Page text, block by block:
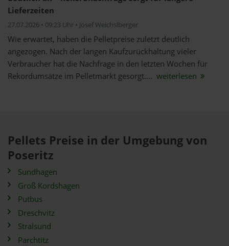
Lieferzeiten
27.07.2026 • 09:23 Uhr • Josef Weichslberger
Wie erwartet, haben die Pelletpreise zuletzt deutlich
angezogen. Nach der langen Kaufzurückhaltung vieler
Verbraucher hat die Nachfrage in den letzten Wochen für
Rekordumsätze im Pelletmarkt gesorgt.... weiterlesen
Pellets Preise in der Umgebung von
Poseritz
Sundhagen
Groß Kordshagen
Putbus
Dreschvitz
Stralsund
Parchtitz